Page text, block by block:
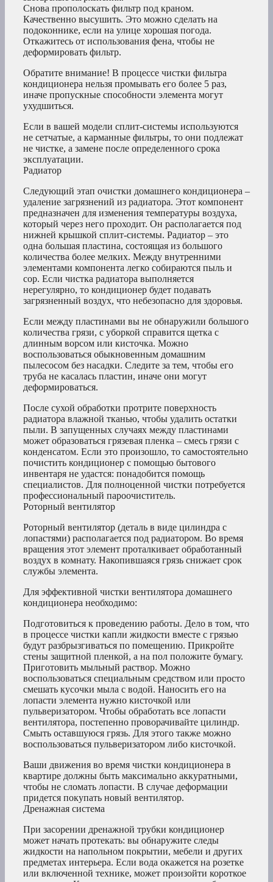
Снова прополоскать фильтр под краном.
Качественно высушить. Это можно сделать на
подоконнике, если на улице хорошая погода.
Откажитесь от использования фена, чтобы не
деформировать фильтр.
Обратите внимание! В процессе чистки фильтра
кондиционера нельзя промывать его более 5 раз,
иначе пропускные способности элемента могут
ухудшиться.
Если в вашей модели сплит-системы используются
не сетчатые, а карманные фильтры, то они подлежат
не чистке, а замене после определенного срока
эксплуатации.
Радиатор
Следующий этап очистки домашнего кондиционера –
удаление загрязнений из радиатора. Этот компонент
предназначен для изменения температуры воздуха,
который через него проходит. Он располагается под
нижней крышкой сплит-системы. Радиатор – это
одна большая пластина, состоящая из большого
количества более мелких. Между внутренними
элементами компонента легко собираются пыль и
сор. Если чистка радиатора выполняется
нерегулярно, то кондиционер будет подавать
загрязненный воздух, что небезопасно для здоровья.
Если между пластинами вы не обнаружили большого
количества грязи, с уборкой справится щетка с
длинным ворсом или кисточка. Можно
воспользоваться обыкновенным домашним
пылесосом без насадки. Следите за тем, чтобы его
труба не касалась пластин, иначе они могут
деформироваться.
После сухой обработки протрите поверхность
радиатора влажной тканью, чтобы удалить остатки
пыли. В запущенных случаях между пластинами
может образоваться грязевая пленка – смесь грязи с
конденсатом. Если это произошло, то самостоятельно
почистить кондиционер с помощью бытового
инвентаря не удастся: понадобится помощь
специалистов. Для полноценной чистки потребуется
профессиональный пароочиститель.
Роторный вентилятор
Роторный вентилятор (деталь в виде цилиндра с
лопастями) располагается под радиатором. Во время
вращения этот элемент проталкивает обработанный
воздух в комнату. Накопившаяся грязь снижает срок
службы элемента.
Для эффективной чистки вентилятора домашнего
кондиционера необходимо:
Подготовиться к проведению работы. Дело в том, что
в процессе чистки капли жидкости вместе с грязью
будут разбрызгиваться по помещению. Прикройте
стены защитной пленкой, а на пол положите бумагу.
Приготовить мыльный раствор. Можно
воспользоваться специальным средством или просто
смешать кусочки мыла с водой. Наносить его на
лопасти элемента нужно кисточкой или
пульверизатором. Чтобы обработать все лопасти
вентилятора, постепенно проворачивайте цилиндр.
Смыть оставшуюся грязь. Для этого также можно
воспользоваться пульверизатором либо кисточкой.
Ваши движения во время чистки кондиционера в
квартире должны быть максимально аккуратными,
чтобы не сломать лопасти. В случае деформации
придется покупать новый вентилятор.
Дренажная система
При засорении дренажной трубки кондиционер
может начать протекать: вы обнаружите следы
жидкости на напольном покрытии, мебели и других
предметах интерьера. Если вода окажется на розетке
или включенной технике, может произойти короткое